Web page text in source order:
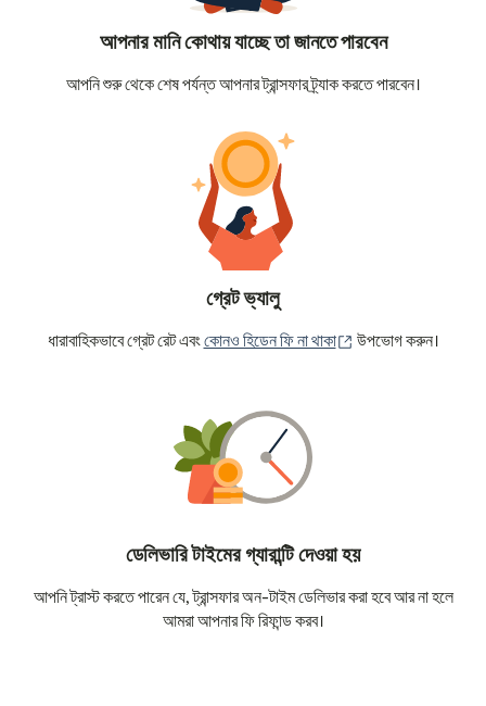
আপনার মানি কোথায় যাচ্ছে তা জানতে পারবেন
আপনি শুরু থেকে শেষ পর্যন্ত আপনার ট্রান্সফার ট্র্যাক করতে পারবেন।
গ্রেট ভ্যালু
ধারাবাহিকভাবে গ্রেট রেট এবংকোনও হিডেন ফি না থাকা (নতুন উইন্ডোতে খুলবে)
উপভোগ করুন।
ডেলিভারি টাইমের গ্যারান্টি দেওয়া হয়
আপনি ট্রাস্ট করতে পারেন যে, ট্রান্সফার অন-টাইম ডেলিভার করা হবে আর না হলে
আমরা আপনার ফি রিফান্ড করব।